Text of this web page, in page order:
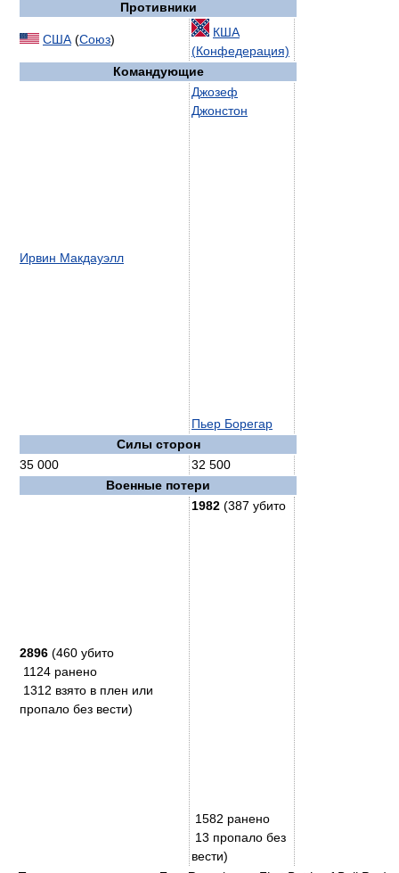
Противники
США(Союз)
КША
(Конфедерация)
Командующие
Ирвин Макдауэлл
Джозеф
Джонстон
Пьер Борегар
Силы сторон
35 000
32 500
Военные потери
2896 (460 убито
1124 ранено
1312 взято в плен или
пропало без вести)
1982 (387 убито
1582 ранено
13 пропало без
вести)